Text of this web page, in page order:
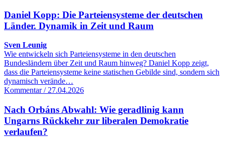
Daniel Kopp: Die Parteiensysteme der deutschen
Länder. Dynamik in Zeit und Raum
Sven Leunig
Wie entwickeln sich Parteiensysteme in den deutschen
Bundesländern über Zeit und Raum hinweg? Daniel Kopp zeigt,
dass die Parteiensysteme keine statischen Gebilde sind, sondern sich
dynamisch verände…
Kommentar / 27.04.2026
Nach Orbáns Abwahl: Wie geradlinig kann
Ungarns Rückkehr zur liberalen Demokratie
verlaufen?